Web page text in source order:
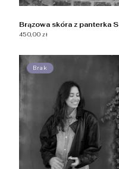
Brązowa skóra z panterka S
450,00 zł
Brak